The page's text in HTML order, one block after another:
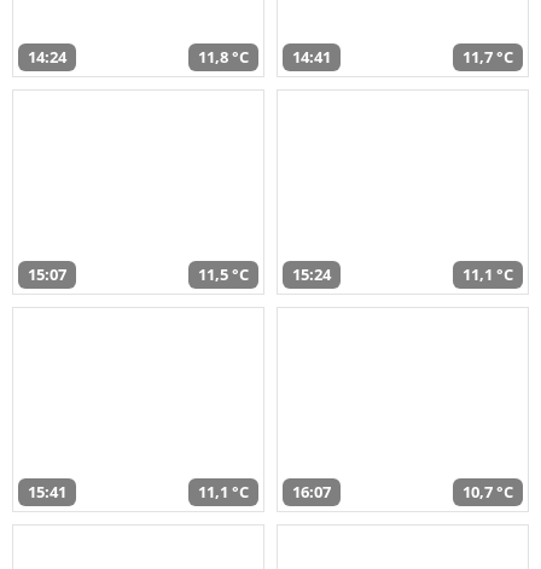
14:24 11,8 °C 14:41 11,7 °C
15:07 11,5 °C 15:24 11,1 °C
15:41 11,1 °C 16:07 10,7 °C